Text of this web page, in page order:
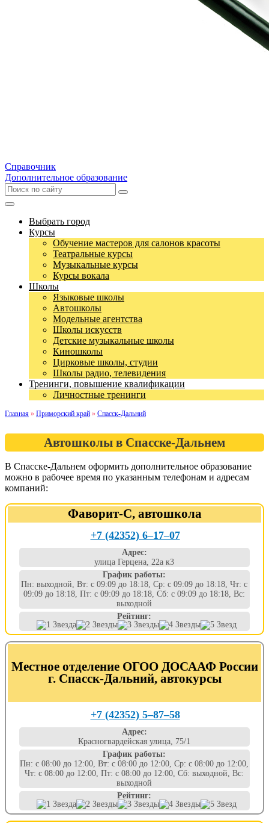
Справочник
Дополнительное образование
Выбрать город
Курсы
Обучение мастеров для салонов красоты
Театральные курсы
Музыкальные курсы
Курсы вокала
Школы
Языковые школы
Автошколы
Модельные агентства
Школы искусств
Детские музыкальные школы
Киношколы
Цирковые школы, студии
Школы радио, телевидения
Тренинги, повышение квалификации
Личностные тренинги
Главная » Приморский край » Спасск-Дальний
Автошколы в Спасске-Дальнем
В Спасске-Дальнем оформить дополнительное образование
можно в рабочее время по указанным телефонам и адресам
компаний:
Фаворит-С, автошкола
+7 (42352) 6‒17‒07
Адрес:
улица Герцена, 22а к3
График работы:
Пн: выходной, Вт: с 09:09 до 18:18, Ср: с 09:09 до 18:18, Чт: с
09:09 до 18:18, Пт: с 09:09 до 18:18, Сб: с 09:09 до 18:18, Вс:
выходной
Рейтинг:
Местное отделение ОГОО ДОСААФ России
г. Спасск-Дальний, автокурсы
+7 (42352) 5‒87‒58
Адрес:
Красногвардейская улица, 75/1
График работы:
Пн: с 08:00 до 12:00, Вт: с 08:00 до 12:00, Ср: с 08:00 до 12:00,
Чт: с 08:00 до 12:00, Пт: с 08:00 до 12:00, Сб: выходной, Вс:
выходной
Рейтинг: